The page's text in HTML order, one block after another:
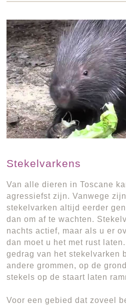
Stekelvarkens
Van alle dieren in Toscane
agressiefst zijn. Vanwege
stekelvarken altijd eerder
dan om af te wachten.
nachts actief, maar als u er
dan moet u het met rust
gedrag van het stekelvarken
andere grommen, op de
stekels op de staart laten
Voor een gebied dat zoveel